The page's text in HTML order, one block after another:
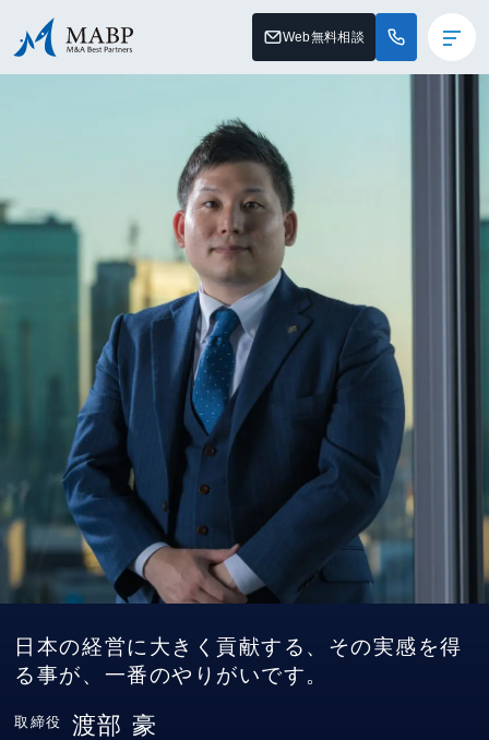
Web無料相談
日本の経営に大きく貢献する、その実感を得
る事が、一番のやりがいです。
取締役 渡部 豪